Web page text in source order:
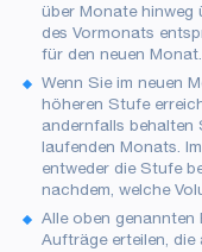
über Monate hinweg
des Vormonats
für den neuen Monat.
Wenn Sie im neuen
höheren Stufe
andernfalls behalten
laufenden Monats.
entweder die Stufe
nachdem, welche
Alle oben genannten
Aufträge erteilen,